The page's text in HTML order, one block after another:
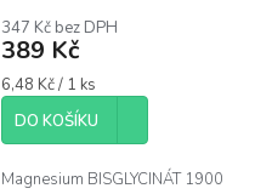
347 Kč bez DPH
389 Kč
Měrná
cena:
6,48 Kč / 1 ks
DO KOŠÍKU
Magnesium BISGLYCINÁT 1900